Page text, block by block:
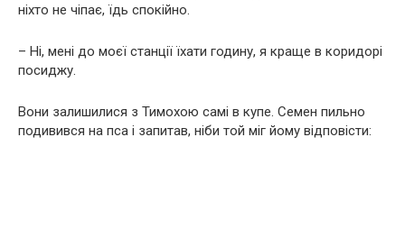
ніхто не чіпає, їдь спокійно.
– Ні, мені до моєї станції їхати годину, я краще в коридорі
посиджу.
Вони залишилися з Тимохою самі в купе. Семен пильно
подивився на пса і запитав, ніби той міг йому відповісти: